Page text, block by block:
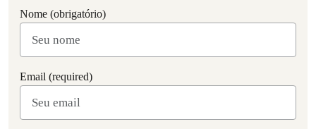
Nome (obrigatório)
Email (required)